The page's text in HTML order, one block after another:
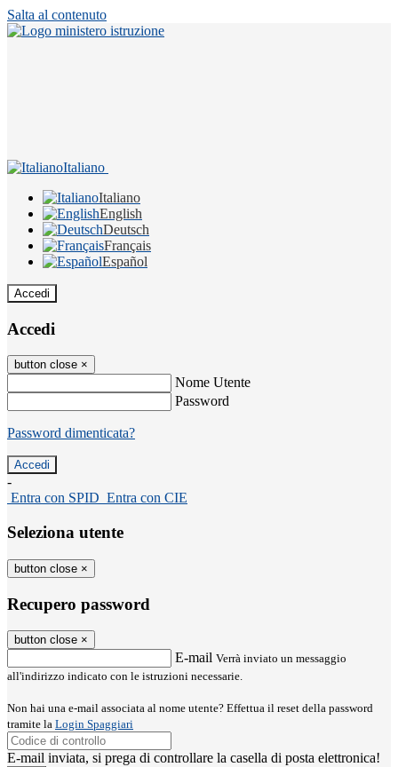
Salta al contenuto
Italiano
Italiano
English
Deutsch
Français
Español
Accedi
Accedi
button close ×
Nome Utente
Password
Password dimenticata?
-
Entra con SPID Entra con CIE
Seleziona utente
button close ×
Recupero password
button close ×
E-mail Verrà inviato un messaggio
all'indirizzo indicato con le istruzioni necessarie.
Non hai una e-mail associata al nome utente? Effettua il reset della password
tramite la Login Spaggiari
E-mail inviata, si prega di controllare la casella di posta elettronica!